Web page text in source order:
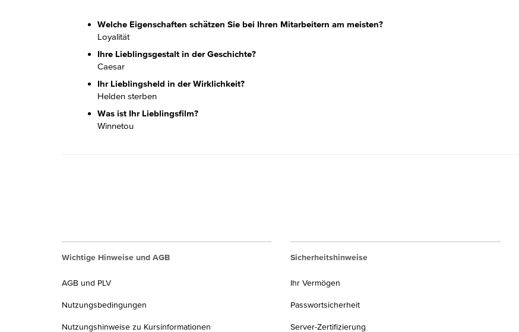
Welche Eigenschaften schätzen Sie bei Ihren Mitarbeitern am meisten?
Loyalität
Ihre Lieblingsgestalt in der Geschichte?
Caesar
Ihr Lieblingsheld in der Wirklichkeit?
Helden sterben
Was ist Ihr Lieblingsfilm?
Winnetou
Wichtige Hinweise und AGB
AGB und PLV
Nutzungsbedingungen
Nutzungshinweise zu Kursinformationen
Sicherheitshinweise
Ihr Vermögen
Passwortsicherheit
Server-Zertifizierung